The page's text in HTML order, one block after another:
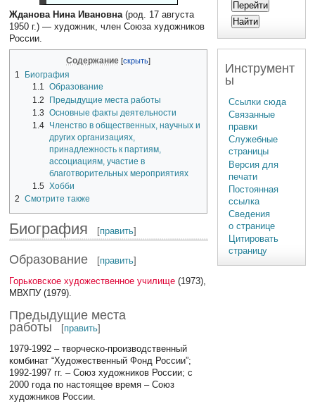
Жданова Нина Ивановна(род. 17 августа
1950 г.) — художник, член Союза художников
России.
Содержание
1
Биография
1.1 Образование
1.2
Предыдущие места работы
1.3 Основные факты деятельности
1.4 Членство в общественных, научных и
других организациях,
принадлежность к партиям,
ассоциациям, участие в
благотворительных мероприятиях
1.5 Хобби
2
Смотрите также
Биография [править]
Образование [править]
Горьковское художественное училище (1973),
МВХПУ (1979).
Предыдущие места
работы
[править]
1979-1992 – творческо-производственный
комбинат “Художественный Фонд России”;
1992-1997 гг. – Союз художников России; с
2000 года по настоящее время – Союз
художников России.
Инструмент
ы
Ссылки сюда
Связанные
правки
Служебные
страницы
Версия для
печати
Постоянная
ссылка
Сведения
о странице
Цитировать
страницу